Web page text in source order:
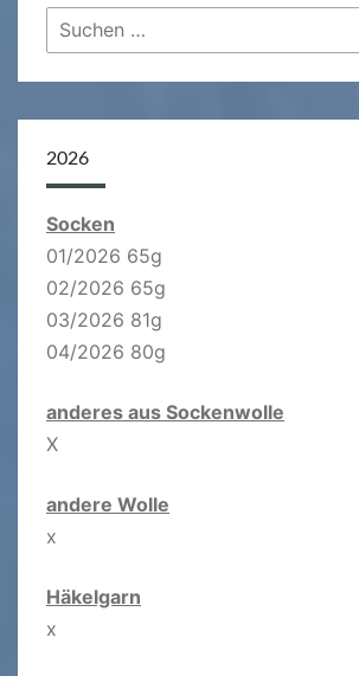
Suchen
nach:
2026
Socken
01/2026 65g
02/2026 65g
03/2026 81g
04/2026 80g
anderes aus Sockenwolle
X
andere Wolle
x
Häkelgarn
x